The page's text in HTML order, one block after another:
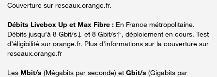
Couverture sur reseaux.orange.fr.
Débits Livebox Up et Max Fibre : En France métropolitaine.
Débits jusqu’à 8 Gbit/s↓ et 8 Gbit/s↑, déploiement en cours. Test
d’éligibilité sur orange.fr. Plus d’informations sur la couverture sur
reseaux.orange.fr
Les Mbit/s (Mégabits par seconde) et Gbit/s (Gigabits par